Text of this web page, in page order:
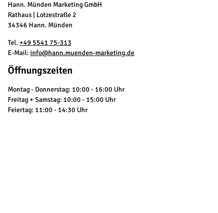
Hann. Münden Marketing GmbH
Rathaus | Lotzestraße 2
34346 Hann. Münden
Tel. +49 5541 75-313
E-Mail: info@hann.muenden-marketing.de
Öffnungszeiten
Montag - Donnerstag: 10:00 - 16:00 Uhr
Freitag + Samstag: 10:00 - 15:00 Uhr
Feiertag: 11:00 - 14:30 Uhr